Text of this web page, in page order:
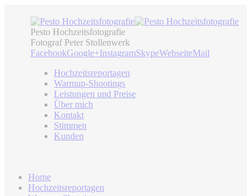
Pesto Hochzeitsfotografie
Fotograf Peter Stollenwerk
FacebookGoogle+InstagramSkypeWebseiteMail
Hochzeitsreportagen
Warmup-Shootings
Leistungen und Preise
Über mich
Kontakt
Stimmen
Kunden
Home
Hochzeitsreportagen